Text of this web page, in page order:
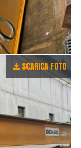
SCARICA FOTO